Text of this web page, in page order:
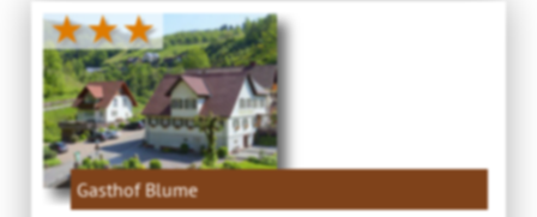
★★★
Gasthof Blume